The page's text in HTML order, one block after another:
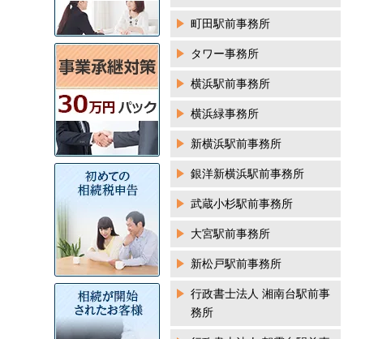
町田駅前事務所
タワー事務所
横浜駅前事務所
横浜緑事務所
新横浜駅前事務所
銀洋新横浜駅前事務所
武蔵小杉駅前事務所
大宮駅前事務所
新松戸駅前事務所
行政書士法人 湘南台駅前事
務所